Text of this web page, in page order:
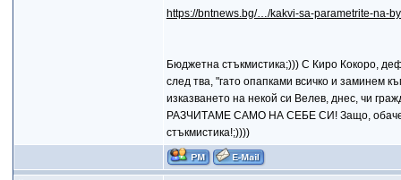
https://bntnews.bg/…/kakvi-sa-parametrite-na-
Бюджетна стъкмистика;))) С Киро Кокоро,
след тва, "гато опапками всичко и заминем
изказването на некой си Велев, днес, чи
РАЗЧИТАМЕ САМО НА СЕБЕ СИ! Защо, обаче,
стъкмистика!;))))